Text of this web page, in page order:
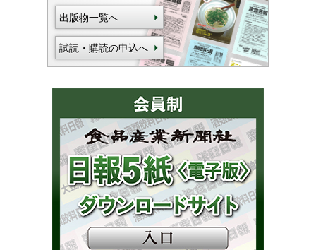
出版物一覧へ
試読・購読の申込へ